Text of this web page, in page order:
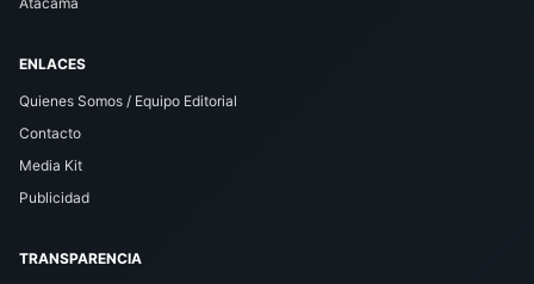
ENLACES
Quienes Somos / Equipo Editorial
Contacto
Media Kit
Publicidad
TRANSPARENCIA